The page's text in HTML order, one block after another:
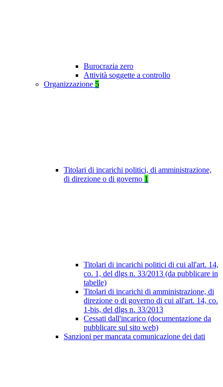
Burocrazia zero
Attività soggette a controllo
Organizzazione 5
Titolari di incarichi politici, di amministrazione,
di direzione o di governo 1
Titolari di incarichi politici di cui all'art. 14,
co. 1, del dlgs n. 33/2013 (da pubblicare in
tabelle)
Titolari di incarichi di amministrazione, di
direzione o di governo di cui all'art. 14, co.
1-bis, del dlgs n. 33/2013
Cessati dall'incarico (documentazione da
pubblicare sul sito web)
Sanzioni per mancata comunicazione dei dati